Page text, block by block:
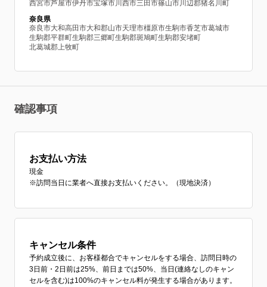
西宮市芦屋市伊丹市宝塚市川西市三田市篠山市川辺郡猪名川町
奈良県
奈良市大和高田市大和郡山市天理市橿原市生駒市香芝市葛城市
生駒郡平群町生駒郡三郷町生駒郡斑鳩町生駒郡安堵町
北葛城郡上牧町
確認事項
お支払い方法
現金
※訪問当日に業者へ直接お支払いください。（現地決済）
キャンセル条件
予約成立後に、お客様都合でキャンセルをする場合、訪問日時の
3日前・2日前は25%、前日までは50%、当日(連絡なしのキャン
セルを含む)は100%のキャンセル料が発生する場合があります。